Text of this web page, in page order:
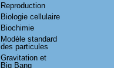
Reproduction
Biologie cellulaire
Biochimie
Modèle standard
des particules
Gravitation et
Big Bang